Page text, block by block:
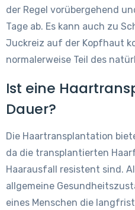
der Regel vorübergehend
Tage ab. Es kann auch zu
Juckreiz auf der Kopfhaut
normalerweise Teil des
Ist eine
Dauer?
Die Haartransplantation
da die transplantierten
Haarausfall resistent sind.
allgemeine
eines Menschen die